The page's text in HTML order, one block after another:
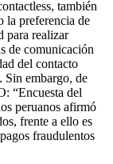
también
la preferencia de
para realizar
de comunicación
del contacto
Sin embargo, de
“Encuesta del
peruanos afirmó
frente a ello es
fraudulentos